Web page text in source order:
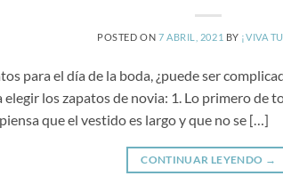
POSTED ON 7 ABRIL, 2021 BY ¡VIVA
para el día de la boda, ¿puede ser
elegir los zapatos de novia: 1. Lo primero de
que el vestido es largo y que no se […]
CONTINUAR LEYENDO →